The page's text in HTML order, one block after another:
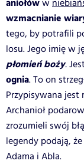
aniołóww
wzmacnianie
tego, by potrafili
losu. Jego imię w
płomień boży.
ognia. To on
Przypisywana jest
Archanioł
zrozumieli swój
legendy podają,
Adama i Abla.